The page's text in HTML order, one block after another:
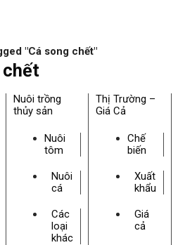
"Cá song chết"
chết
Nuôi trồng
thủy sản
Nuôi
tôm
Nuôi
cá
Các
loại
khác
Thị Trường –
Giá Cả
Chế
biến
Xuất
khẩu
Giá
cả